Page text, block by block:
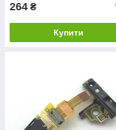
264 ₴
Купити